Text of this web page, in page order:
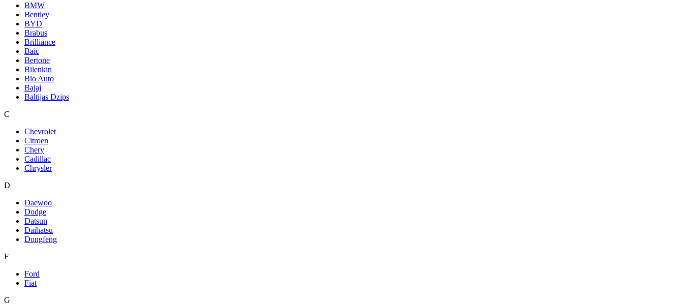
BMW
Bentley
BYD
Brabus
Brilliance
Baic
Bertone
Bilenkin
Bio Auto
Bajaj
Baltijas Dzips
C
Chevrolet
Citroen
Chery
Cadillac
Chrysler
D
Daewoo
Dodge
Datsun
Daihatsu
Dongfeng
F
Ford
Fiat
G